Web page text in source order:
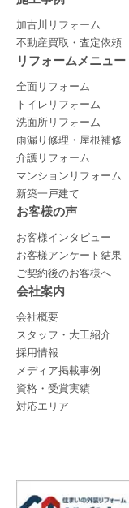
加古川リフォーム
不動産買取・査定依頼
リフォームメニュー
全面リフォーム
トイレリフォーム
洗面所リフォーム
雨漏り修理・屋根補修
介護リフォーム
マンションリフォーム
新築一戸建て
お客様の声
お客様インタビュー
お客様アンケート結果
ご契約後のお客様へ
会社案内
会社概要
スタッフ・大工紹介
採用情報
メディア掲載事例
資格・受賞実績
対応エリア